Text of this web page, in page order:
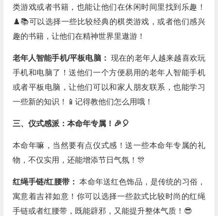
类游戏或者书籍，也能让他们在休闲时间里找到乐趣！
♟️📚可以选择一些比较经典的棋类游戏，或者他们感兴
趣的书籍，让他们在精神世界里遨游！
老年人智能手机/平板电脑：现在的老年人越来越喜欢玩
手机和电脑了！送他们一个方便易用的老年人智能手机
或者平板电脑，让他们可以和家人朋友联系，也能学习
一些新的知识！📱记得教他们怎么用哦！
三、仪式感派：本命年专属！🎉🎈
本命年嘛，当然要有点仪式感！送一些本命年专属的礼
物，不仅实用，还能增添节日气氛！🎊
红绳手链/红腰带：本命年送红色饰品，是传统的习俗，
寓意着吉祥如意！你可以选择一些款式比较时尚的红绳
手链或者红腰带，既能辟邪，又能提升整体气质！😎